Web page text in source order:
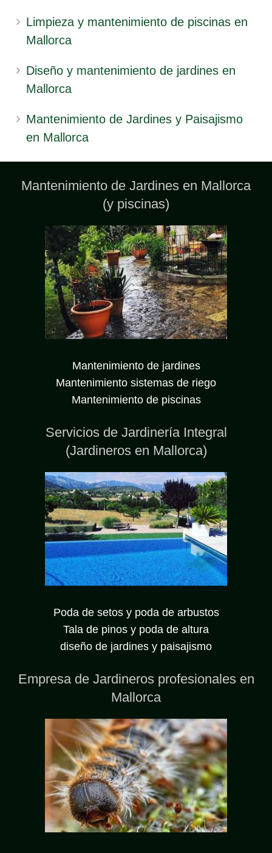
Limpieza y mantenimiento de piscinas en
Mallorca
Diseño y mantenimiento de jardines en
Mallorca
Mantenimiento de Jardines y Paisajismo
en Mallorca
Mantenimiento de Jardines en Mallorca
(y piscinas)
Mantenimiento de jardines
Mantenimiento sistemas de riego
Mantenimiento de piscinas
Servicios de Jardinería Integral
(Jardineros en Mallorca)
Poda de setos y poda de arbustos
Tala de pinos y poda de altura
diseño de jardines y paisajismo
Empresa de Jardineros profesionales en
Mallorca